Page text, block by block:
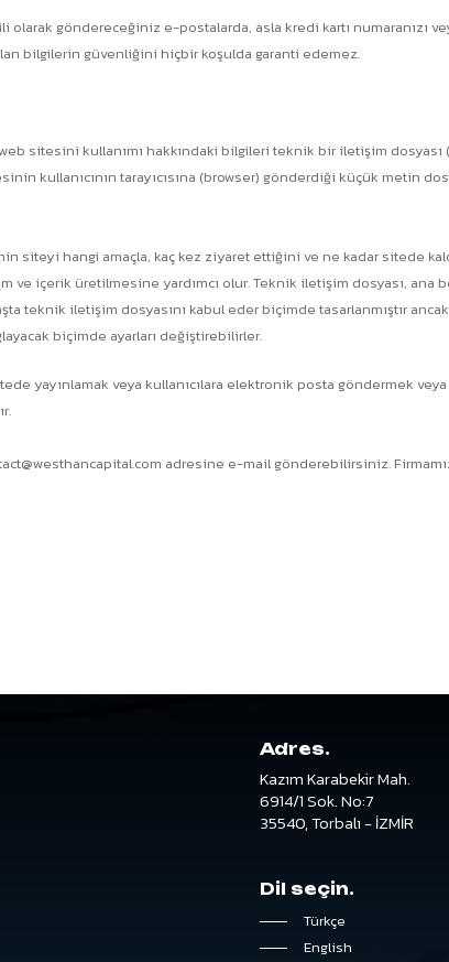
olarak göndereceğiniz e-postalarda, asla kredi kartı numaranızı
bilgilerin güvenliğini hiçbir koşulda garanti edemez.
web sitesini kullanımı hakkındaki bilgileri teknik bir iletişim
kullanıcının tarayıcısına (browser) gönderdiği küçük metin
hangi amaçla, kaç kez ziyaret ettiğini ve ne kadar sitede
ve içerik üretilmesine yardımcı olur. Teknik iletişim dosyası,
teknik iletişim dosyasını kabul eder biçimde tasarlanmıştır
biçimde ayarları değiştirebilirler.
yayınlamak veya kullanıcılara elektronik posta göndermek
adresine e-mail gönderebilirsiniz.
Adres.
KazımKarabekirMah.
6914/1Sok.No:7
35540,Torbalı- İZMİR
Dil seçin.
Türkçe
English